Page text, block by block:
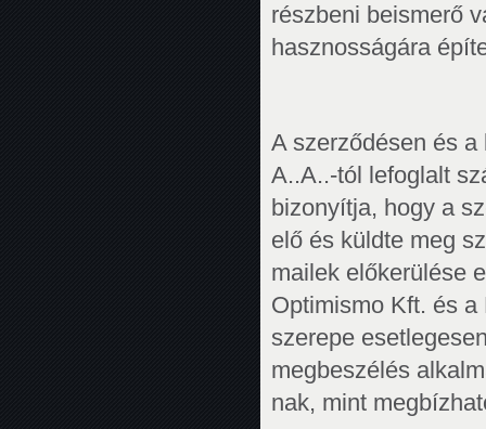
részbeni beismerő
hasznosságára
A szerződésen és
A..A..-tól lefoglalt
bizonyítja, hogy a
elő és küldte meg
mailek előkerülése
Optimismo Kft. és
szerepe
megbeszélés
nak, mint